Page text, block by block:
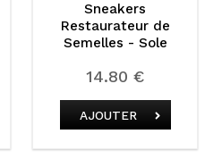
Sneakers
Restaurateur de
Semelles - Sole
14.80 €
AJOUTER